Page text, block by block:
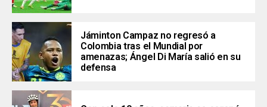
Jáminton Campaz no regresó a
Colombia tras el Mundial por
amenazas; Ángel Di María salió en su
defensa